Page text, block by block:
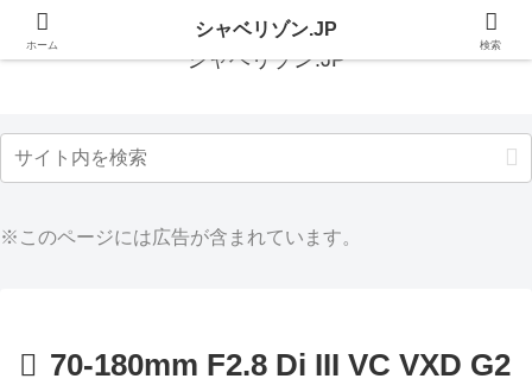
シャベリゾン.JP
※このページには広告が含まれています。
70-180mm F2.8 Di III VC VXD G2
ホーム
シャベリゾン.JP
検索